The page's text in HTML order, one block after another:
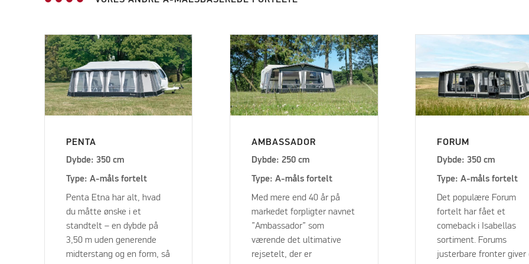
PENTA
Dybde: 350 cm
Type: A-måls fortelt
Penta Etna har alt, hvad
du måtte ønske i et
standtelt – en dybde på
3,50 m uden ­generende
midterstang og en form, så
AMBASSADOR
Dybde: 250 cm
Type: A-måls fortelt
Med mere end 40 år på
markedet forpligter navnet
”Ambassador” som
værende det ultimative
rejsetelt, der er
FORUM
Dybde: 350 cm
Type: A-måls fortelt
Det populære Forum
fortelt har fået et
comeback i Isabellas
sortiment. Forums
justerbare fronter giver